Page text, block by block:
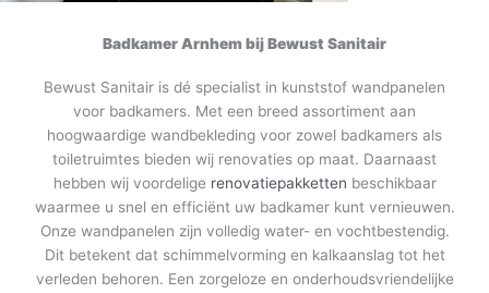
Badkamer Arnhem bij Bewust Sanitair
Bewust Sanitair is dé specialist in kunststof wandpanelen
voor badkamers. Met een breed assortiment aan
hoogwaardige wandbekleding voor zowel badkamers als
toiletruimtes bieden wij renovaties op maat. Daarnaast
hebben wij voordelige renovatiepakketten beschikbaar
waarmee u snel en efficiënt uw badkamer kunt vernieuwen.
Onze wandpanelen zijn volledig water- en vochtbestendig.
Dit betekent dat schimmelvorming en kalkaanslag tot het
verleden behoren. Een zorgeloze en onderhoudsvriendelijke